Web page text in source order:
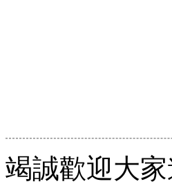
竭誠歡迎大